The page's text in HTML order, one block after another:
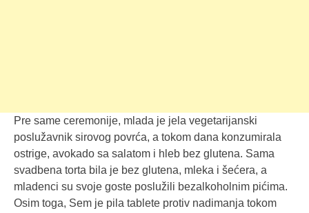
Pre same ceremonije, mlada je jela vegetarijanski
poslužavnik sirovog povrća, a tokom dana konzumirala
ostrige, avokado sa salatom i hleb bez glutena. Sama
svadbena torta bila je bez glutena, mleka i šećera, a
mladenci su svoje goste poslužili bezalkoholnim pićima.
Osim toga, Sem je pila tablete protiv nadimanja tokom